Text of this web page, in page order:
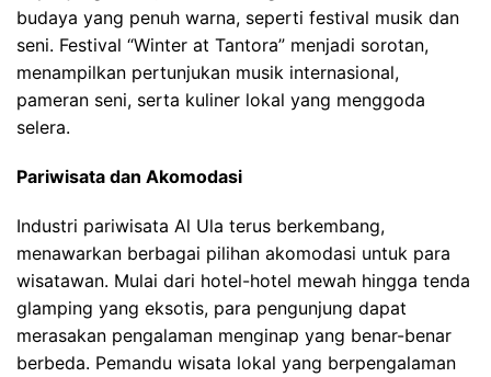
budaya yang penuh warna, seperti festival musik dan
seni. Festival “Winter at Tantora” menjadi sorotan,
menampilkan pertunjukan musik internasional,
pameran seni, serta kuliner lokal yang menggoda
selera.
Pariwisata dan Akomodasi
Industri pariwisata Al Ula terus berkembang,
menawarkan berbagai pilihan akomodasi untuk para
wisatawan. Mulai dari hotel-hotel mewah hingga tenda
glamping yang eksotis, para pengunjung dapat
merasakan pengalaman menginap yang benar-benar
berbeda. Pemandu wisata lokal yang berpengalaman